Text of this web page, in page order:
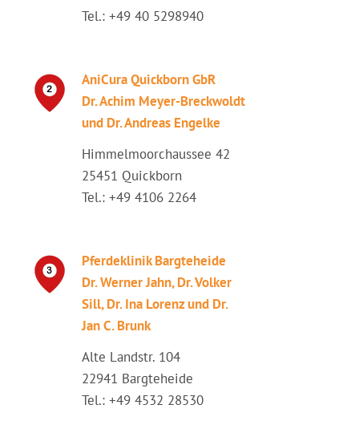
Tel.: +49 40 5298940
AniCura Quickborn GbR
Dr. Achim Meyer-Breckwoldt
und Dr. Andreas Engelke
Himmelmoorchaussee 42
25451 Quickborn
Tel.: +49 4106 2264
Pferdeklinik Bargteheide
Dr. Werner Jahn, Dr. Volker
Sill, Dr. Ina Lorenz und Dr.
Jan C. Brunk
Alte Landstr. 104
22941 Bargteheide
Tel.: +49 4532 28530